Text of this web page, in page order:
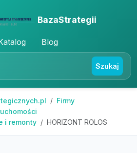
BazaStrategii
Blog
Szukaj
Firmy
i remonty
HORIZONT ROLOS